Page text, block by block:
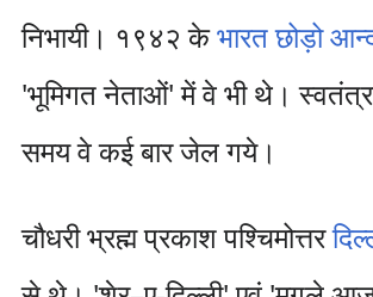
निभायी। १९४२ केभारत छोड़ो
'भूमिगत नेताओं' में वे भी थे।
समय वे कई बार जेल गये।
चौधरी भ्रह्म प्रकाश पश्चिमोत्तर